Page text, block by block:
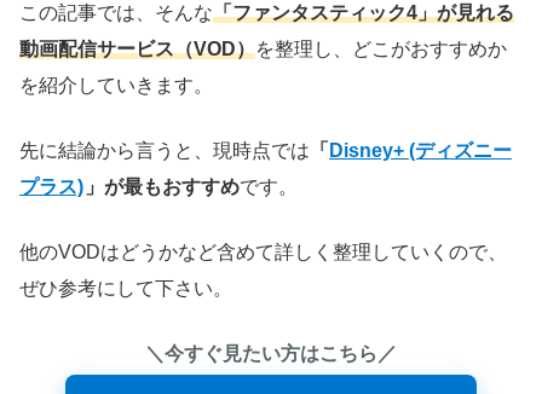
この記事では、そんな「ファンタスティック4」が見れる
動画配信サービス（VOD）を整理し、どこがおすすめか
を紹介していきます。
先に結論から言うと、現時点では 「 Disney+ (ディズニー
プラス) 」が最もおすすめです。
他のVODはどうかなど含めて詳しく整理していくので、
ぜひ参考にして下さい。
＼今すぐ見たい方はこちら／